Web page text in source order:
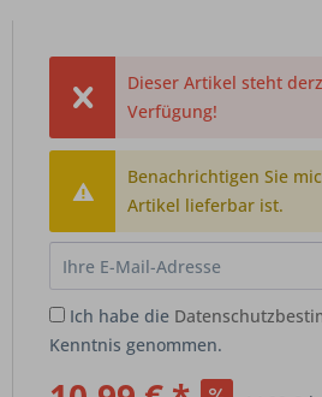
Dieser Artikel steht
Verfügung!
Benachrichtigen Sie
Artikel lieferbar ist.
Ich habe die
Kenntnis genommen.